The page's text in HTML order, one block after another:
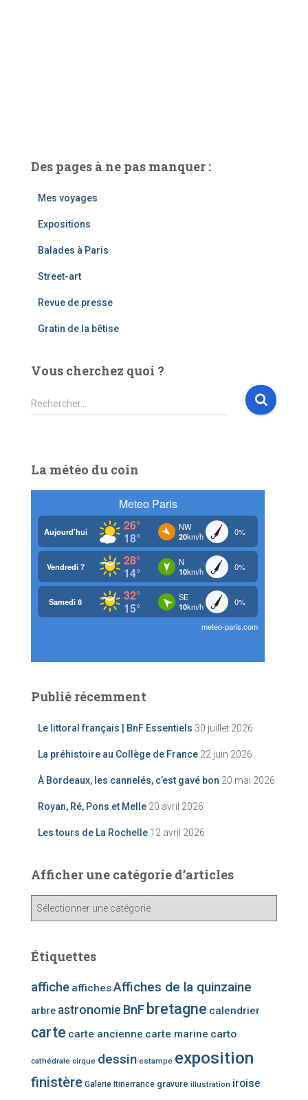
Des pages à ne pas manquer :
Mes voyages
Expositions
Balades à Paris
Street-art
Revue de presse
Gratin de la bêtise
Vous cherchez quoi ?
R
e
r
c
Rechercher…
La météo du coin
Publié récemment
Le littoral français | BnF Essentiels 30 juillet 2026
La préhistoire au Collège de France 22 juin 2026
À Bordeaux, les cannelés, c’est gavé bon 20 mai 2026
Royan, Ré, Pons et Melle 20 avril 2026
Les tours de La Rochelle 12 avril 2026
Afficher une catégorie d’articles
h
r
u
e
t
Étiquettes
affiche affichesAffiches de la quinzaine
arbre astronomie BnF bretagne calendrier
carte carte ancienne carte marine carto
cathédrale cirque dessin estampe exposition
finistère Galerie Itinerrance gravure illustration iroise